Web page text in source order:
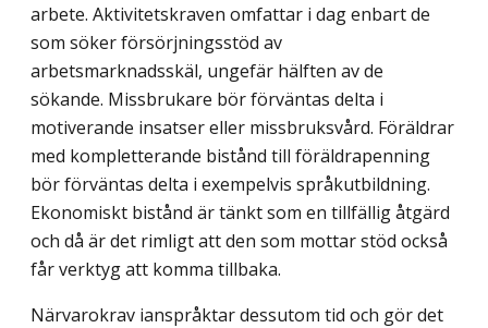
arbete. Aktivitetskraven omfattar i dag enbart de
som söker försörjningsstöd av
arbetsmarknadsskäl, ungefär hälften av de
sökande. Missbrukare bör förväntas delta i
motiverande insatser eller missbruksvård. Föräldrar
med kompletterande bistånd till föräldrapenning
bör förväntas delta i exem­pelvis språkutbildning.
Ekonomiskt bistånd är tänkt som en tillfällig åtgärd
och då är det rimligt att den som mottar stöd också
får verktyg att komma tillbaka.
Närvarokrav ianspråktar dessutom tid och gör det